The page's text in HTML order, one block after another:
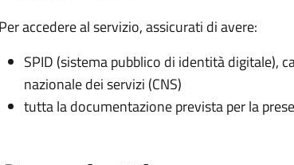
Per accedere al servizio, assicurati di avere:
SPID (sistema pubblico di identità digitale),
nazionale dei servizi (CNS)
tutta la documentazione prevista per la